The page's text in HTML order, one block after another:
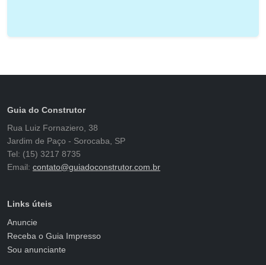
Guia do Construtor
Rua Luiz Fornaziero, 38
Jardim de Paço - Sorocaba, SP
Tel: (15) 3217 8735
Email: contato@guiadoconstrutor.com.br
Links úteis
Anuncie
Receba o Guia Impresso
Sou anunciante